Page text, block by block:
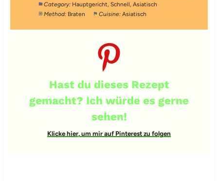
Category: Hauptgericht, Schnell, Asiatisch
Method: Braten Cuisine: Asiatisch
Hast du dieses Rezept
gemacht? Ich würde es gerne
sehen!
Klicke hier, um mir auf Pinterest zu folgen